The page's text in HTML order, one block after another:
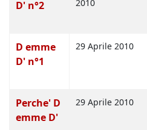
D' n°2
2010
D emme
D' n°1
29 Aprile 2010
Perche' D
emme D'
29 Aprile 2010